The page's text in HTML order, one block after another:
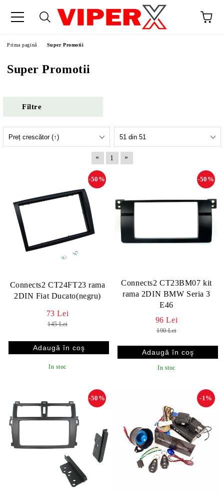
Prima pagină Super Promotii
Super Promotii
Filtre
« 1 »
Connects2 CT24FT23 rama
2DIN Fiat Ducato(negru)
-50%
73 Lei
145 Lei
In stoc
Connects2 CT23BM07 kit
rama 2DIN BMW Seria 3
E46
-50%
96 Lei
190 Lei
In stoc
-50% -1%